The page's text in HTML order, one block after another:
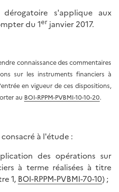
s'applique aux
du 1er janvier 2017.
connaissance des commentaires
sur les instruments financiers à
en vigueur de ces dispositions,
au BOI-RPPM-PVBMI-10-10-20.
à l'étude :
des opérations sur
à terme réalisées à titre
1, BOI-RPPM-PVBMI-70-10) ;